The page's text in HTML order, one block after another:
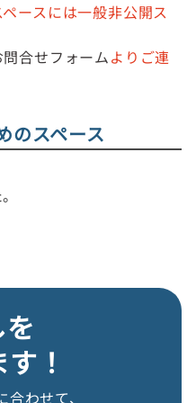
ースには一般非公開ス
問合せフォームよりご連
のスペース
！
わせて、